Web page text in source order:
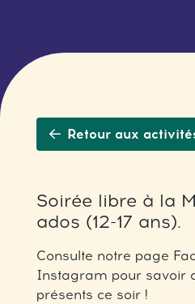
Retour aux
Soirée libre à la
ados (12-17 ans).
Consulte notre page
Instagram pour savoir
présents ce soir !